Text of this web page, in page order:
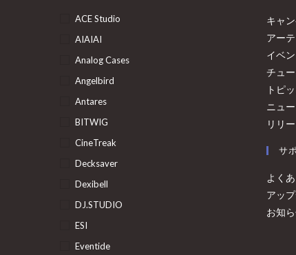
ACE Studio
AIAIAI
Analog Cases
Angelbird
Antares
BITWIG
CineTreak
Decksaver
Dexibell
DJ.STUDIO
ESI
Eventide
キャ
アー
イベン
チュ
トピ
ニュ
リリ
サ
よく
アッ
お知